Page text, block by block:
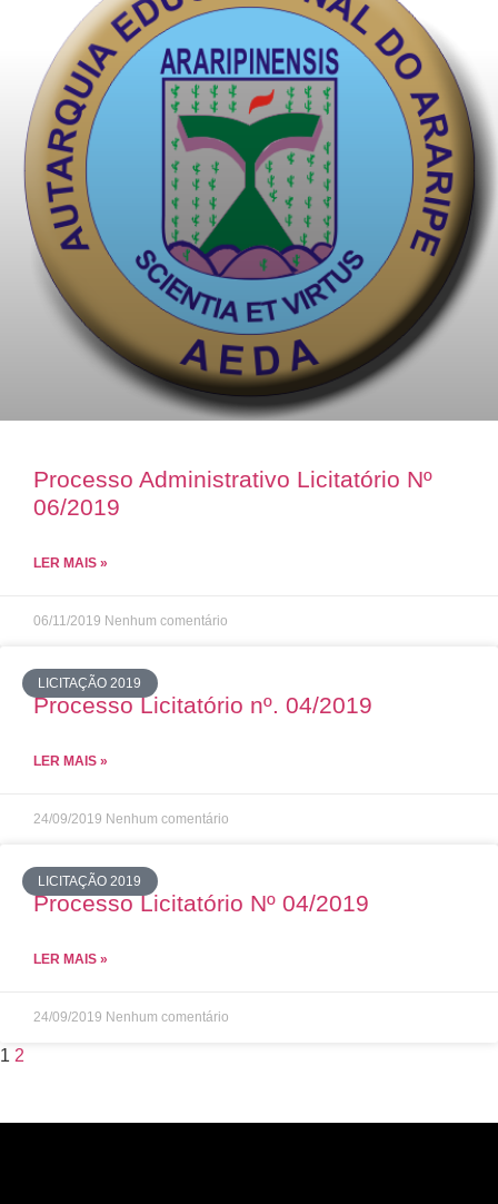
Processo Administrativo Licitatório Nº
06/2019
LER MAIS »
06/11/2019 Nenhum comentário
LICITAÇÃO 2019
Processo Licitatório nº. 04/2019
LER MAIS »
24/09/2019 Nenhum comentário
LICITAÇÃO 2019
Processo Licitatório Nº 04/2019
LER MAIS »
24/09/2019 Nenhum comentário
1 2